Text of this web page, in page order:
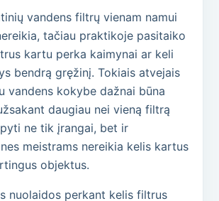
vandens filtrų vienam namui
tačiau praktikoje pasitaiko
kartu perka kaimynai ar keli
bendrą gręžinį. Tokiais atvejais
vandens kokybe dažnai būna
daugiau nei vieną filtrą
ne tik įrangai, bet ir
meistrams nereikia kelis kartus
objektus.
nuolaidos perkant kelis filtrus